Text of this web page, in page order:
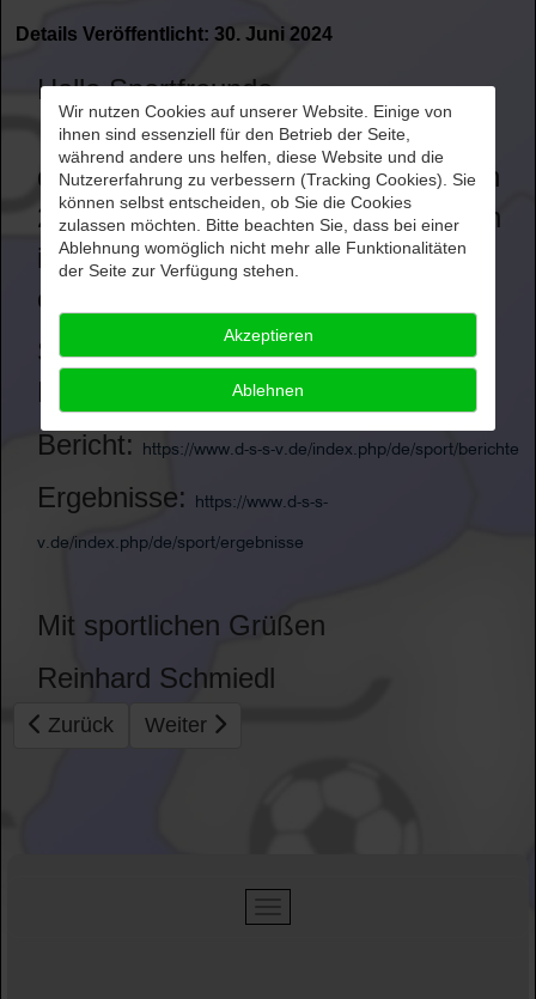
Details Veröffentlicht: 30. Juni 2024
Hallo Sportfreunde,
die Ergebnisse und Berichte von den
21. Deutschen Boulemeisterschaften
in Düsseldorf am 22. Juni 2024 sind
online.
Sie finden die Berichte und
Ergebnisse hier:
Bericht:
https://www.d-s-s-v.de/index.php/de/sport/berichte
Ergebnisse: https://www.d-s-s-
v.de/index.php/de/sport/ergebnisse
Mit sportlichen Grüßen
Reinhard Schmiedl
Vorheriger Beitrag: 24. DM Minigolf online
Zurück Nächster Beitrag: Erima
Weiter
Wir nutzen Cookies auf unserer Website. Einige von
ihnen sind essenziell für den Betrieb der Seite,
während andere uns helfen, diese Website und die
Nutzererfahrung zu verbessern (Tracking Cookies). Sie
können selbst entscheiden, ob Sie die Cookies
zulassen möchten. Bitte beachten Sie, dass bei einer
Ablehnung womöglich nicht mehr alle Funktionalitäten
der Seite zur Verfügung stehen.
Akzeptieren
Ablehnen